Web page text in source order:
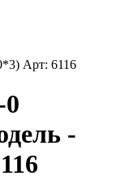
Арт: 6116
-